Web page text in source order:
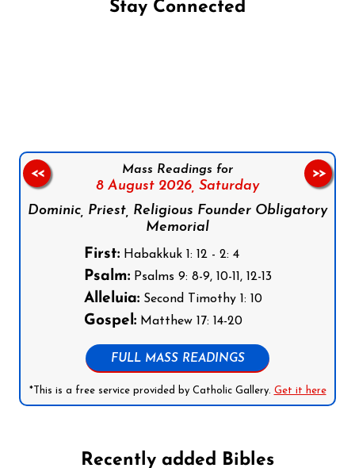
Stay Connected
Mass Readings for
8 August 2026, Saturday
Dominic, Priest, Religious Founder Obligatory
Memorial
First:Habakkuk 1: 12 - 2: 4
Psalm:Psalms 9: 8-9, 10-11, 12-13
Alleluia:Second Timothy 1: 10
Gospel:Matthew 17: 14-20
FULL MASS READINGS
*This is a free service provided by Catholic Gallery. Get it here
<< >>
Recently added Bibles